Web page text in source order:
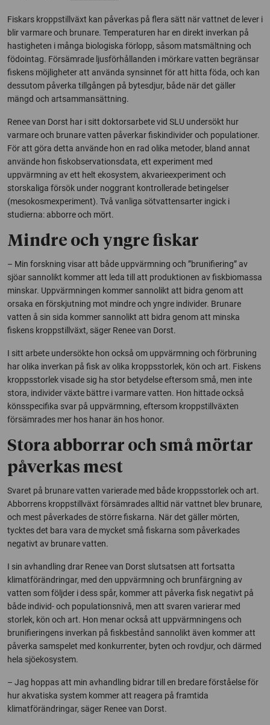
Fiskars kroppstillväxt kan påverkas på flera sätt när vattnet de lever i
blir varmare och brunare. Temperaturen har en direkt inverkan på
hastigheten i många biologiska förlopp, såsom matsmältning och
födointag. Försämrade ljusförhållanden i mörkare vatten begränsar
fiskens möjligheter att använda synsinnet för att hitta föda, och kan
dessutom påverka tillgången på bytesdjur, både när det gäller
mängd och artsammansättning.
Renee van Dorst har i sitt doktorsarbete vid SLU undersökt hur
varmare och brunare vatten påverkar fiskindivider och populationer.
För att göra detta använde hon en rad olika metoder, bland annat
använde hon fiskobservationsdata, ett experiment med
uppvärmning av ett helt ekosystem, akvarieexperiment och
storskaliga försök under noggrant kontrollerade betingelser
(mesokosmexperiment). Två vanliga sötvattensarter ingick i
studierna: abborre och mört.
Mindre och yngre fiskar
– Min forskning visar att både uppvärmning och ”brunifiering” av
sjöar sannolikt kommer att leda till att produktionen av fiskbiomassa
minskar. Uppvärmningen kommer sannolikt att bidra genom att
orsaka en förskjutning mot mindre och yngre individer. Brunare
vatten å sin sida kommer sannolikt att bidra genom att minska
fiskens kroppstillväxt, säger Renee van Dorst.
I sitt arbete undersökte hon också om uppvärmning och förbruning
har olika inverkan på fisk av olika kroppsstorlek, kön och art. Fiskens
kroppsstorlek visade sig ha stor betydelse eftersom små, men inte
stora, individer växte bättre i varmare vatten. Hon hittade också
könsspecifika svar på uppvärmning, eftersom kroppstillväxten
försämrades mer hos hanar än hos honor.
Stora abborrar och små mörtar
påverkas mest
Svaret på brunare vatten varierade med både kroppsstorlek och art.
Abborrens kroppstillväxt försämrades alltid när vattnet blev brunare,
och mest påverkades de större fiskarna. När det gäller mörten,
tycktes det bara vara de mycket små fiskarna som påverkades
negativt av brunare vatten.
I sin avhandling drar Renee van Dorst slutsatsen att fortsatta
klimatförändringar, med den uppvärmning och brunfärgning av
vatten som följder i dess spår, kommer att påverka fisk negativt på
både individ- och populationsnivå, men att svaren varierar med
storlek, kön och art. Hon menar också att uppvärmningens och
brunifieringens inverkan på fiskbestånd sannolikt även kommer att
påverka samspelet med konkurrenter, byten och rovdjur, och därmed
hela sjöekosystem.
– Jag hoppas att min avhandling bidrar till en bredare förståelse för
hur akvatiska system kommer att reagera på framtida
klimatförändringar, säger Renee van Dorst.